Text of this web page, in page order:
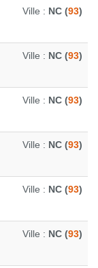
Ville : NC (93)
Ville : NC (93)
Ville : NC (93)
Ville : NC (93)
Ville : NC (93)
Ville : NC (93)